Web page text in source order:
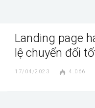
Landing page
lệ chuyển đổi
17/04/2023 4.066